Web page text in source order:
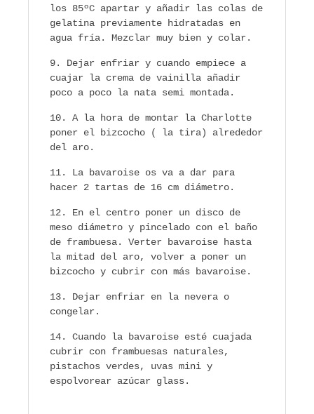
los 85ºC apartar y añadir las colas de
gelatina previamente hidratadas en
agua fría. Mezclar muy bien y colar.
Dejar enfriar y cuando empiece a
cuajar la crema de vainilla añadir
poco a poco la nata semi montada.
A la hora de montar la Charlotte
poner el bizcocho ( la tira) alrededor
del aro.
La bavaroise os va a dar para
hacer 2 tartas de 16 cm diámetro.
En el centro poner un disco de
meso diámetro y pincelado con el baño
de frambuesa. Verter bavaroise hasta
la mitad del aro, volver a poner un
bizcocho y cubrir con más bavaroise.
Dejar enfriar en la nevera o
congelar.
Cuando la bavaroise esté cuajada
cubrir con frambuesas naturales,
pistachos verdes, uvas mini y
espolvorear azúcar glass.